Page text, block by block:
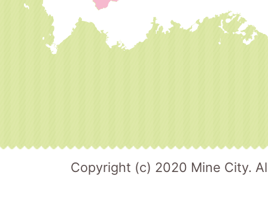
Copyright (c) 2020 Mine City.